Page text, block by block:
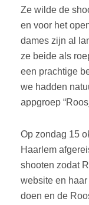
Ze wilde de
en voor het
dames zijn al
ze beide als
een prachtige
we hadden
appgroep
Op zondag 15
Haarlem
shooten zodat
website en
doen en de